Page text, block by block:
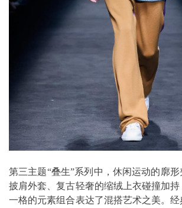
第三主题“叠生”系列中，休闲运动的廓
披肩外套、复古轻奢的缩绒上衣碰撞加
一格的元素组合表达了混搭艺术之美。经